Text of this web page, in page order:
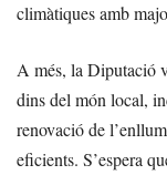
climàtiques amb
A més, la Diputació
dins del món local,
renovació de
eficients. S’espera